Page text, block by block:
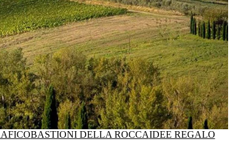
BASTIONI DELLA ROCCAIDEE REGALO